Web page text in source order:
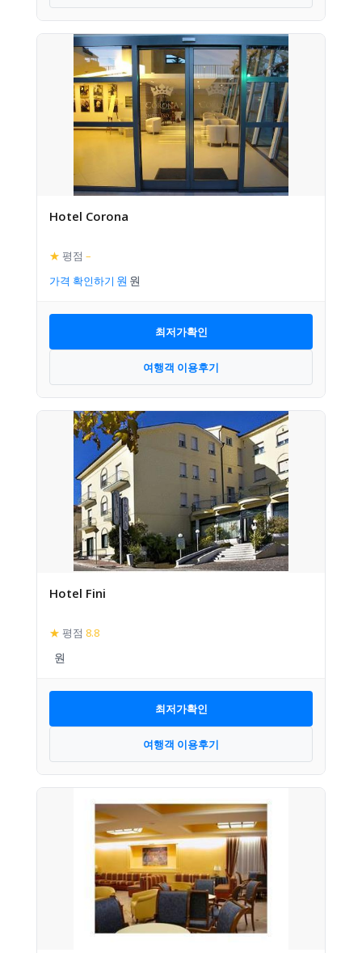
Hotel Corona
★ 평점 –
가격 확인하기
최저가확인
여행객 이용후기
Hotel Fini
★ 평점 8.8
최저가확인
여행객 이용후기